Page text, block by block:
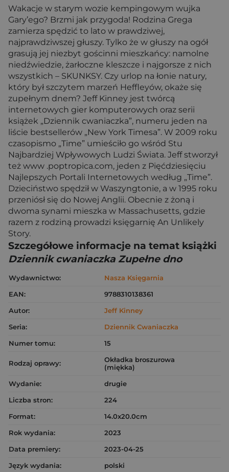
Wakacje w starym wozie kempingowym wujka
Gary’ego? Brzmi jak przygoda! Rodzina Grega
zamierza spędzić to lato w prawdziwej,
najprawdziwszej głuszy. Tylko że w głuszy na ogół
grasują jej niezbyt gościnni mieszkańcy: namolne
niedźwiedzie, żarłoczne kleszcze i najgorsze z nich
wszystkich – SKUNKSY. Czy urlop na łonie natury,
który był szczytem marzeń Heffleyów, okaże się
zupełnym dnem? Jeff Kinney jest twórcą
internetowych gier komputerowych oraz serii
książek „Dziennik cwaniaczka”, numeru jeden na
liście bestsellerów „New York Timesa”. W 2009 roku
czasopismo „Time” umieściło go wśród Stu
Najbardziej Wpływowych Ludzi Świata. Jeff stworzył
też www .poptropica.com, jeden z Pięćdziesięciu
Najlepszych Portali Internetowych według „Time”.
Dzieciństwo spędził w Waszyngtonie, a w 1995 roku
przeniósł się do Nowej Anglii. Obecnie z żoną i
dwoma synami mieszka w Massachusetts, gdzie
razem z rodziną prowadzi księgarnię An Unlikely
Story.
Szczegółowe informacje na temat książki
Dziennik cwaniaczka Zupełne dno
Wydawnictwo:
Nasza Księgarnia
EAN:
9788310138361
Autor:
Jeff Kinney
Seria:
Dziennik Cwaniaczka
Numer tomu:
15
Rodzaj oprawy:
Okładka broszurowa
(miękka)
Wydanie:
drugie
Liczba stron:
224
Format:
14.0x20.0cm
Rok wydania:
2023
Data premiery:
2023-04-25
Język wydania:
polski